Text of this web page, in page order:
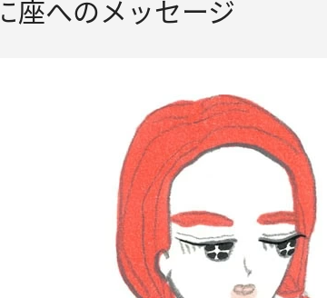
座へのメッセージ